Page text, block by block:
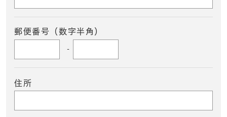
郵便番号（数字半角）
-
住所